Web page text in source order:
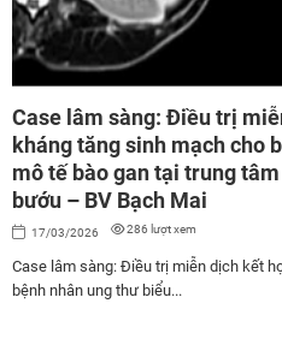
Case lâm sàng: Điều trị
kháng tăng sinh mạch cho
mô tế bào gan tại trung
bướu – BV Bạch Mai
17/03/2026 286 lượt xem
Case lâm sàng: Điều trị miễn dịch kết
bệnh nhân ung thư biểu...